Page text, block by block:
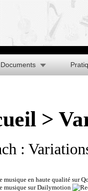
Documents
>
: